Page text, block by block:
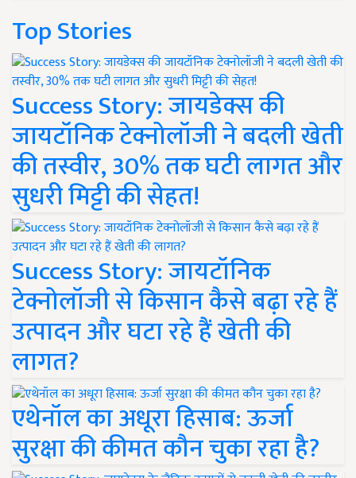
Top Stories
Success Story: जायडेक्स की
जायटॉनिक टेक्नोलॉजी ने बदली खेती
की तस्वीर, 30% तक घटी लागत और
सुधरी मिट्टी की सेहत!
Success Story: जायटॉनिक
टेक्नोलॉजी से किसान कैसे बढ़ा रहे हैं
उत्पादन और घटा रहे हैं खेती की
लागत?
एथेनॉल का अधूरा हिसाब: ऊर्जा
सुरक्षा की कीमत कौन चुका रहा है?